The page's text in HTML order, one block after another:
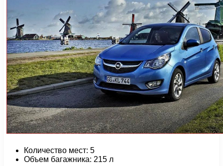
Количество мест: 5
Объем багажника: 215 л